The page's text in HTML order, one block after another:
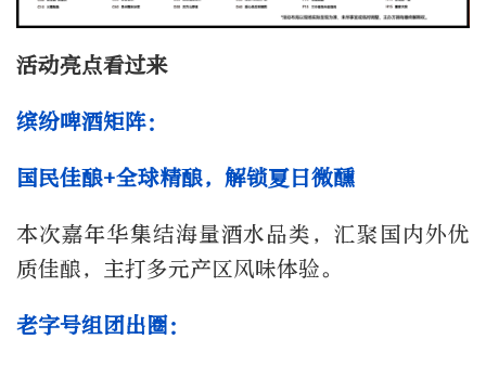
活动亮点看过来
缤纷啤酒矩阵：
国民佳酿+全球精酿，解锁夏日微醺
本次嘉年华集结海量酒水品类，汇聚国内外优
质佳酿，主打多元产区风味体验。
老字号组团出圈：